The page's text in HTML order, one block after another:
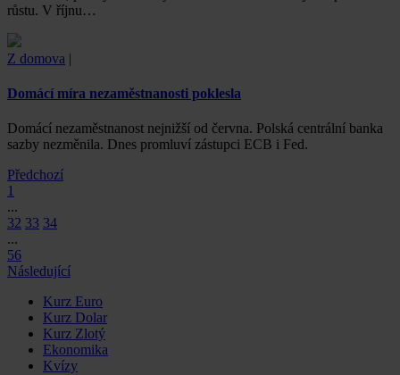
růstu. V říjnu…
Z domova |
Domácí míra nezaměstnanosti poklesla
Domácí nezaměstnanost nejnižší od června. Polská centrální banka
sazby nezměnila. Dnes promluví zástupci ECB i Fed.
Předchozí
1
...
32 33 34
...
56
Následující
Kurz Euro
Kurz Dolar
Kurz Zlotý
Ekonomika
Kvízy